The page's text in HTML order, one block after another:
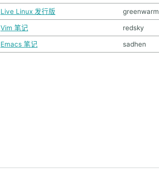
Live Linux 发行版 greenwarm
Vim 笔记 redsky
Emacs 笔记 sadhen